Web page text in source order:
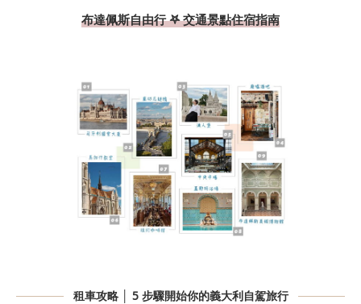
布達佩斯自由行 𖤐 交通景點住宿指南
租車攻略 │ 5 步驟開始你的義大利自駕旅行